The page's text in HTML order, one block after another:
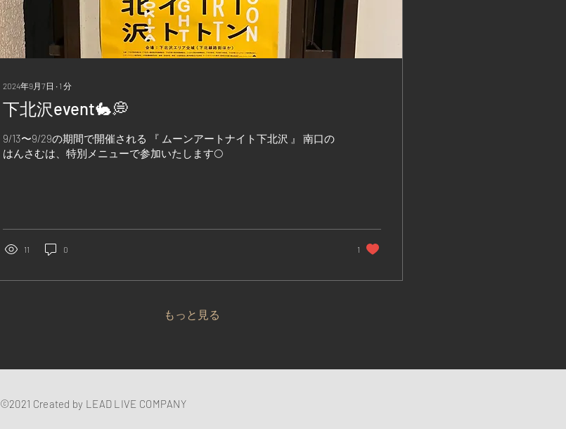
2024年9月7日 ∙ 1 分
下北沢event🐇💭
9/13〜9/29の期間で開催される 『 ムーンアートナイト下北沢 』 南口の
はんさむは、特別メニューで参加いたします🌕
11 0 1
もっと見る
©2021 Created by LEAD LIVE COMPANY